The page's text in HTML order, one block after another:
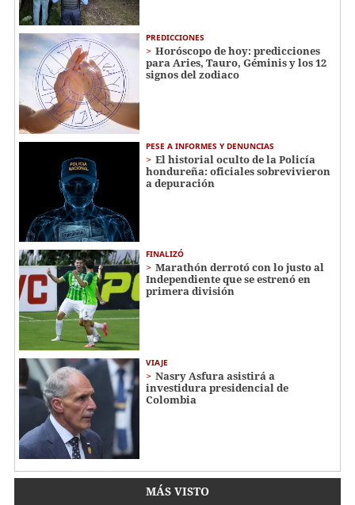
PREDICCIONES
Horóscopo de hoy: predicciones
para Aries, Tauro, Géminis y los 12
signos del zodiaco
PESE A INFORMES Y DENUNCIAS
El historial oculto de la Policía
hondureña: oficiales sobrevivieron
a depuración
FINALIZÓ
Marathón derrotó con lo justo al
Independiente que se estrenó en
primera división
VIAJE
Nasry Asfura asistirá a
investidura presidencial de
Colombia
MÁS VISTO